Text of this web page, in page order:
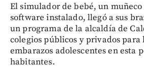
El simulador de bebé, un
software instalado, llegó a sus
un programa de la alcaldía de
colegios públicos y privados
embarazos adolescentes en esta
habitantes.